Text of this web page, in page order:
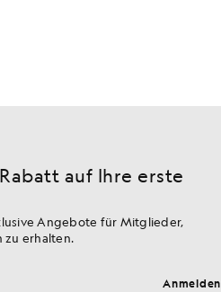
auf Ihre erste
Angebote für Mitglieder,
zu erhalten.
Anmelden